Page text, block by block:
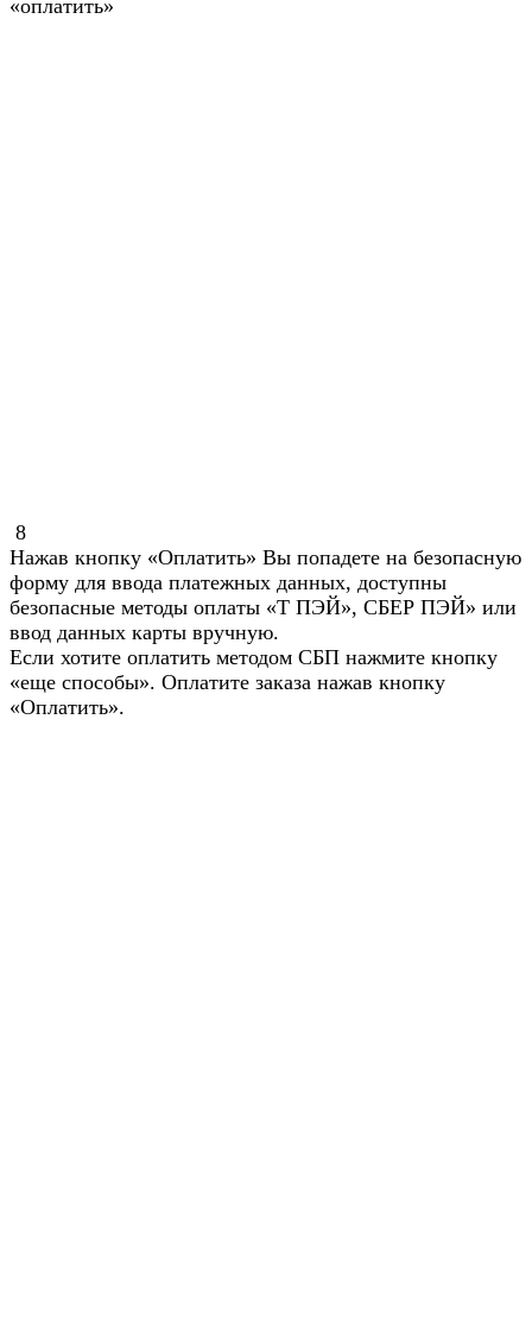
«оплатить»
8
Нажав кнопку «Оплатить» Вы попадете на безопасную
форму для ввода платежных данных, доступны
безопасные методы оплаты «Т ПЭЙ», СБЕР ПЭЙ» или
ввод данных карты вручную.
Если хотите оплатить методом СБП нажмите кнопку
«еще способы». Оплатите заказа нажав кнопку
«Оплатить».